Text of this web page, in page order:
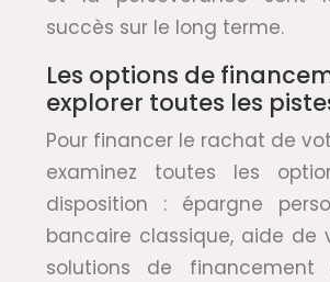
succès sur le long terme.
Les options de
explorer toutes les
Pour financer le rachat de
examinez toutes les
disposition : épargne
bancaire classique, aide de
solutions de financement